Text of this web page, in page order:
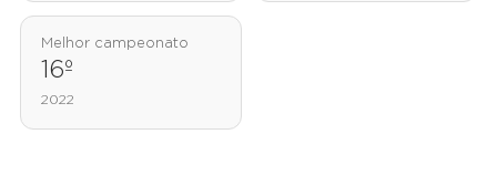
Melhor campeonato
16º
2022